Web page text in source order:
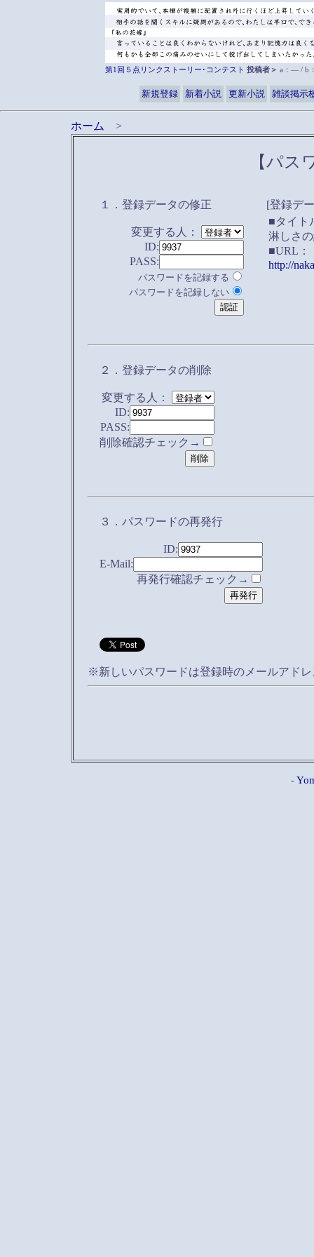
第1回５点リンクストーリー･コンテスト 投稿者＞ a：― / b
新規登録 新着小説 更新小説 雑談掲示
ホーム >
【パス
１．登録データの修正
変更する人：
ID:
PASS:
パスワードを記録する
パスワードを記録しない
[登録デ
■タイト
淋しさ
■URL：
http://
２．登録データの削除
変更する人：
ID:
PASS:
削除確認チェック→
３．パスワードの再発行
ID:
E-Mail:
再発行確認チェック→
※新しいパスワードは登録時のメールアド
-